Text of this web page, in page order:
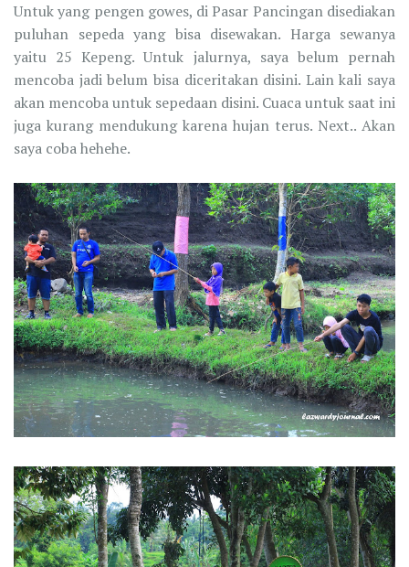
Untuk yang pengen gowes, di Pasar Pancingan disediakan
puluhan sepeda yang bisa disewakan. Harga sewanya
yaitu 25 Kepeng. Untuk jalurnya, saya belum pernah
mencoba jadi belum bisa diceritakan disini. Lain kali saya
akan mencoba untuk sepedaan disini. Cuaca untuk saat ini
juga kurang mendukung karena hujan terus. Next.. Akan
saya coba hehehe.